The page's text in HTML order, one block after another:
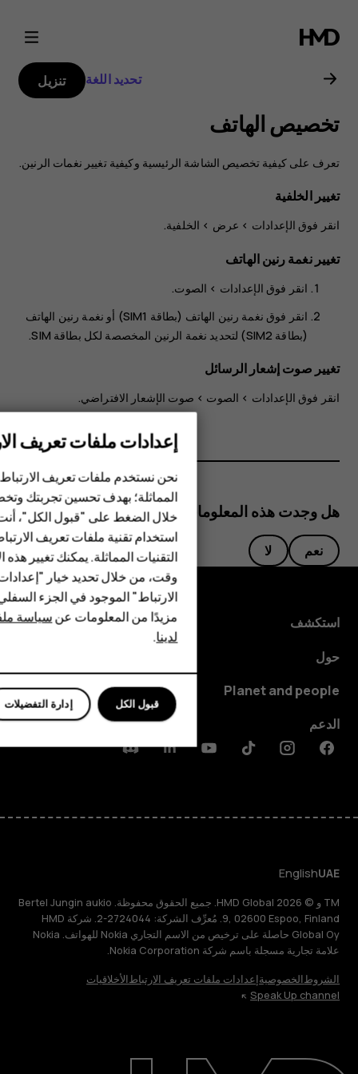
دليل
مستخدم
هاتف
Nokia
6.2
الهواتف الذكية
الهواتف المميزة
الأكسسوارات
HMD Terra M
HMD Watch
للأعمال
تحديد اللغة تنزيل
تخصيص الهاتف
تعرف على كيفية تخصيص الشاشة الرئيسية وكيفية تغيير نغمات الرنين.
تغيير الخلفية
انقر فوق >
> الخلفية.
تغيير نغمة رنين الهاتف
انقر فوق الإعدادات > الصوت.
انقر فوق نغمة رنين الهاتف (بطاقة SIM1) أو نغمة رنين الهاتف
(بطاقة SIM2)
لتحديد نغمة الرنين المخصصة لكل بطاقة SIM.
تغيير صوت إشعار الرسائل
انقر فوق الإعدادات > الصوت > صوت الإشعار الافتراضي.
هل وجدت هذه المعلومات مفيدة؟
نعم لا
استكشف
حول
Planet and people
الدعم
Facebook
Instagram
Tiktok
Youtube
Linkedin
Discord
UAE
English
TM و © 2026 HMD Global. جميع الحقوق محفوظة. Bertel Jungin aukio
9, 02600 Espoo, Finland. مُعرِّف الشركة: 2724044-2. شركة HMD
Global Oy حاصلة على ترخيص من الاسم التجاري Nokia للهواتف. Nokia
علامة تجارية مسجلة باسم شركة Nokia Corporation.
الشروطالخصوصيةإعدادات ملفات تعريف الارتباطالأخلاقيات
Speak Up channel
إعدادات ملفات تعريف
نحن نستخدم ملفات تعريف
المماثلة؛ بهدف تحسين تجربتك
خلال الضغط على "قبول الكل"،
استخدام تقنية ملفات تعريف
التقنيات المماثلة. يمكنك تغيير
وقت، من خلال تحديد خيار
الارتباط" الموجود في الجزء
مزيدًا من المعلومات عنسياسة
لدينا.
إدارة التفضيلات قبول الكل